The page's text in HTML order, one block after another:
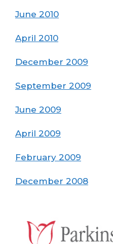
June 2010
April 2010
December 2009
September 2009
June 2009
April 2009
February 2009
December 2008